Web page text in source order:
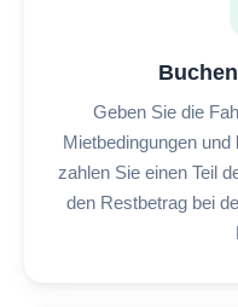
Geben Sie die
Mietbedingungen und
zahlen Sie einen Teil
den Restbetrag bei